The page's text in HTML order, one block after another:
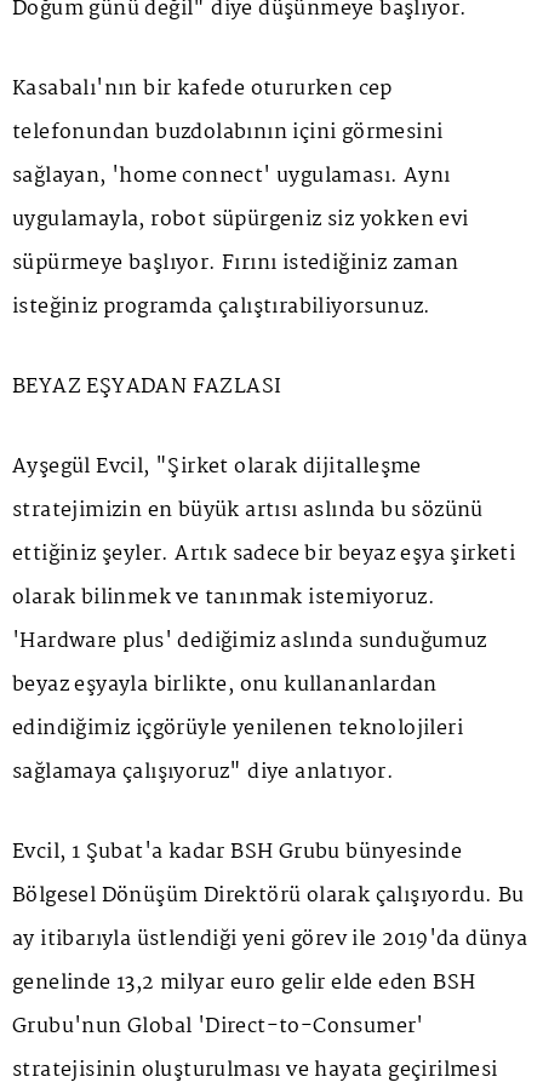
Doğum günü değil" diye düşünmeye başlıyor.
Kasabalı'nın bir kafede otururken cep
telefonundan buzdolabının içini görmesini
sağlayan, 'home connect' uygulaması. Aynı
uygulamayla, robot süpürgeniz siz yokken evi
süpürmeye başlıyor. Fırını istediğiniz zaman
isteğiniz programda çalıştırabiliyorsunuz.
BEYAZ EŞYADAN FAZLASI
Ayşegül Evcil, "Şirket olarak dijitalleşme
stratejimizin en büyük artısı aslında bu sözünü
ettiğiniz şeyler. Artık sadece bir beyaz eşya şirketi
olarak bilinmek ve tanınmak istemiyoruz.
'Hardware plus' dediğimiz aslında sunduğumuz
beyaz eşyayla birlikte, onu kullananlardan
edindiğimiz içgörüyle yenilenen teknolojileri
sağlamaya çalışıyoruz" diye anlatıyor.
Evcil, 1 Şubat'a kadar BSH Grubu bünyesinde
Bölgesel Dönüşüm Direktörü olarak çalışıyordu. Bu
ay itibarıyla üstlendiği yeni görev ile 2019'da dünya
genelinde 13,2 milyar euro gelir elde eden BSH
Grubu'nun Global 'Direct-to-Consumer'
stratejisinin oluşturulması ve hayata geçirilmesi